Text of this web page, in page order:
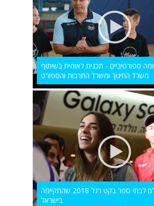
ספורטיביים - תכנית לאומית בשיתוף
משרד החינוך ומשרד התרבות והספורט
אליפות העולם לבתי ספר בקט רגל 2018 שהתקיימה
בישראל